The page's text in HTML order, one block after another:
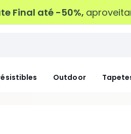
Final até -50%,
Outdoor